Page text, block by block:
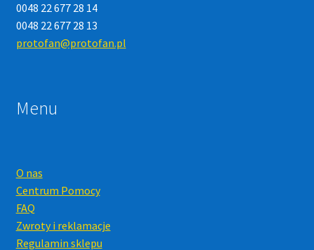
0048 22 677 28 14
0048 22 677 28 13
protofan@protofan.pl
Menu
O nas
Centrum Pomocy
FAQ
Zwroty i reklamacje
Regulamin sklepu